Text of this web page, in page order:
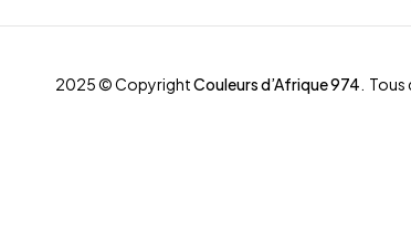
2025 © CopyrightCouleurs d’Afrique 974 .